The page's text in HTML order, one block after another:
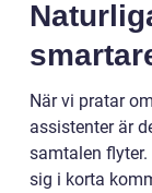
När vi pratar
assistenter är
samtalen
sig i korta